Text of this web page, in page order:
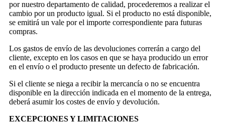
por nuestro departamento de calidad, procederemos a realizar el
cambio por un producto igual. Si el producto no está disponible,
se emitirá un vale por el importe correspondiente para futuras
compras.
Los gastos de envío de las devoluciones correrán a cargo del
cliente, excepto en los casos en que se haya producido un error
en el envío o el producto presente un defecto de fabricación.
Si el cliente se niega a recibir la mercancía o no se encuentra
disponible en la dirección indicada en el momento de la entrega,
deberá asumir los costes de envío y devolución.
EXCEPCIONES Y LIMITACIONES